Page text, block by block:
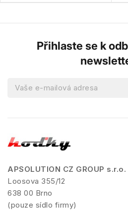
Přihlaste se k
APSOLUTION CZ GROUP s.r.o.
Loosova 355/12
638 00 Brno
(pouze sídlo firmy)